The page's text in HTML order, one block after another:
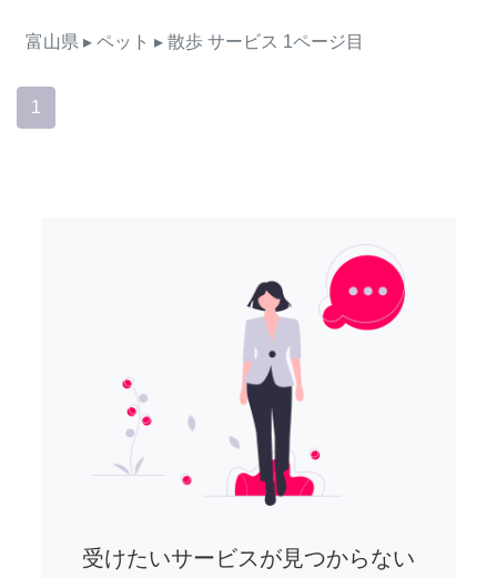
富山県 ▸ ペット ▸ 散歩 サービス 1ページ目
1
受けたいサービスが見つからない